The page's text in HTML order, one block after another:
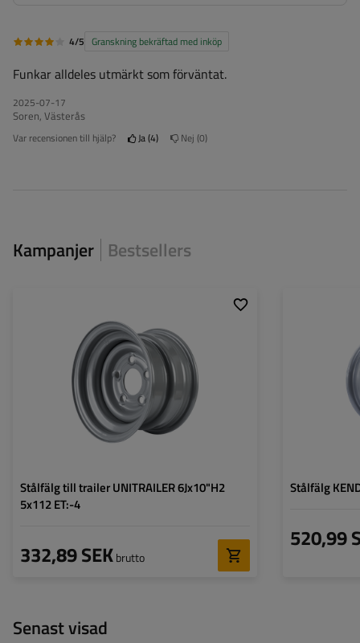
4/5 Granskning bekräftad med inköp
Funkar alldeles utmärkt som förväntat.
2025-07-17
Soren, Västerås
Var recensionen till hjälp? Ja 4 Nej 0
Kampanjer Bestsellers
Stålfälg till trailer UNITRAILER 6Jx10"H2
5x112 ET:-4
332,89 SEKbrutto
10"
5x112
Inträngningsdjup (ET):
-4
Centrumhålets diameter:
66,5 mm
Stålfälg
520,99
Inträngningsdjup
Centrumhålets
Senast visad